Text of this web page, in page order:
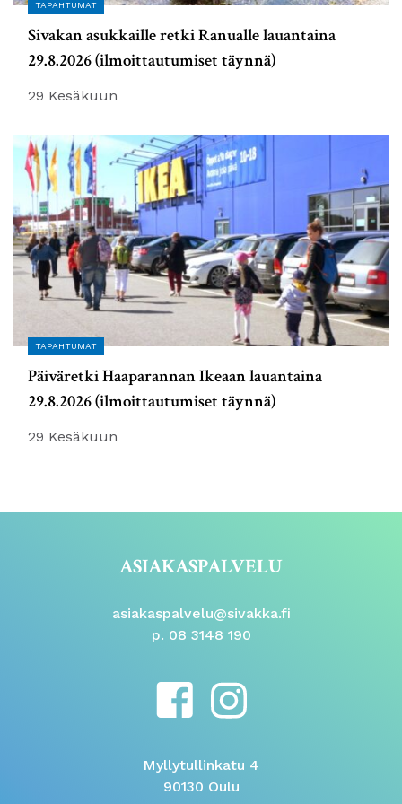
TAPAHTUMAT
Sivakan asukkaille retki Ranualle lauantaina
29.8.2026 (ilmoittautumiset täynnä)
29 Kesäkuun
TAPAHTUMAT
Päiväretki Haaparannan Ikeaan lauantaina
29.8.2026 (ilmoittautumiset täynnä)
29 Kesäkuun
ASIAKASPALVELU
asiakaspalvelu@sivakka.fi
p. 08 3148 190
Myllytullinkatu 4
90130 Oulu